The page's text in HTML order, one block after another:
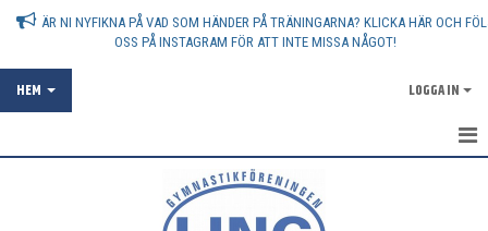
ÄR NI NYFIKNA PÅ VAD SOM HÄNDER PÅ TRÄNINGARNA? KLICKA HÄR OCH
OSS PÅ INSTAGRAM FÖR ATT INTE MISSA NÅGOT!
HEM LOGGA IN